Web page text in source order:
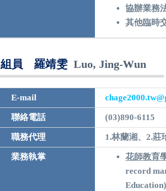
協辦業務
其他臨時
組員 羅靖雯Luo, Jing-Wun
E-mail
聯絡電話 (03)890-6115
職務代理 1.林蘭湘、2.莊
業務執掌 花師教育
record
Education)